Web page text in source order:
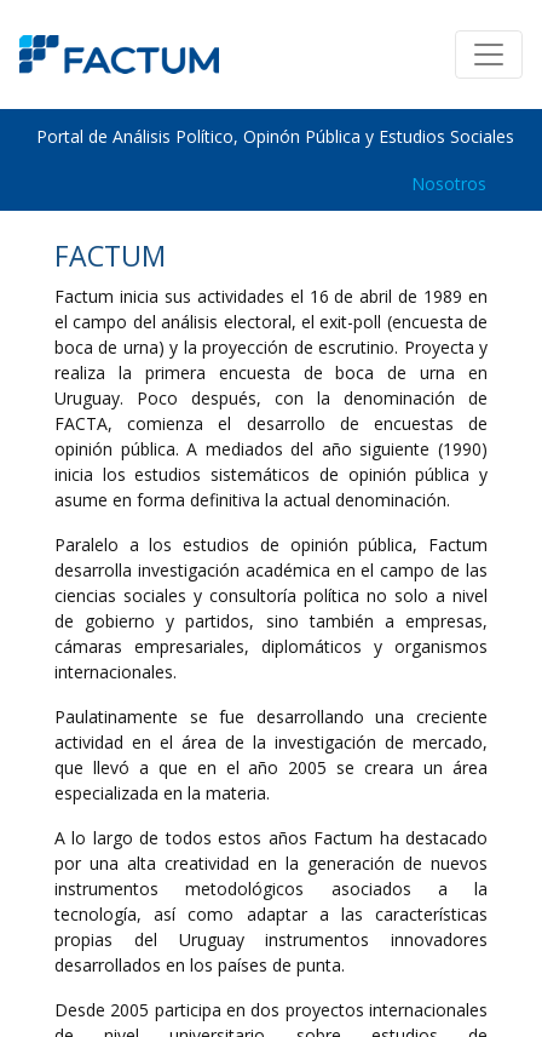
Portal de Análisis Político, Opinón Pública y Estudios Sociales
Nosotros
FACTUM
Factum inicia sus actividades el 16 de abril de 1989 en
el campo del análisis electoral, el exit-poll (encuesta de
boca de urna) y la proyección de escrutinio. Proyecta y
realiza la primera encuesta de boca de urna en
Uruguay. Poco después, con la denominación de
FACTA, comienza el desarrollo de encuestas de
opinión pública. A mediados del año siguiente (1990)
inicia los estudios sistemáticos de opinión pública y
asume en forma definitiva la actual denominación.
Paralelo a los estudios de opinión pública, Factum
desarrolla investigación académica en el campo de las
ciencias sociales y consultoría política no solo a nivel
de gobierno y partidos, sino también a empresas,
cámaras empresariales, diplomáticos y organismos
internacionales.
Paulatinamente se fue desarrollando una creciente
actividad en el área de la investigación de mercado,
que llevó a que en el año 2005 se creara un área
especializada en la materia.
A lo largo de todos estos años Factum ha destacado
por una alta creatividad en la generación de nuevos
instrumentos metodológicos asociados a la
tecnología, así como adaptar a las características
propias del Uruguay instrumentos innovadores
desarrollados en los países de punta.
Desde 2005 participa en dos proyectos internacionales